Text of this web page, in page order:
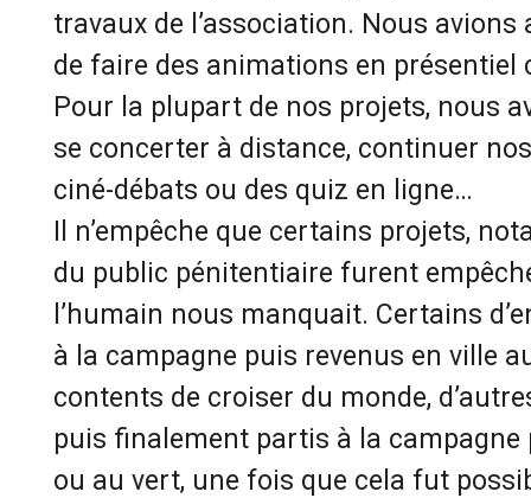
travaux de l’association. Nous
de faire des animations en présentiel
Pour la plupart de nos projets, nous
se concerter à distance, continuer
ciné-débats ou des quiz en ligne…
Il n’empêche que certains projets,
du public pénitentiaire furent
l’humain nous manquait. Certains
à la campagne puis revenus en ville
contents de croiser du monde,
puis finalement partis à la
ou au vert, une fois que cela fut